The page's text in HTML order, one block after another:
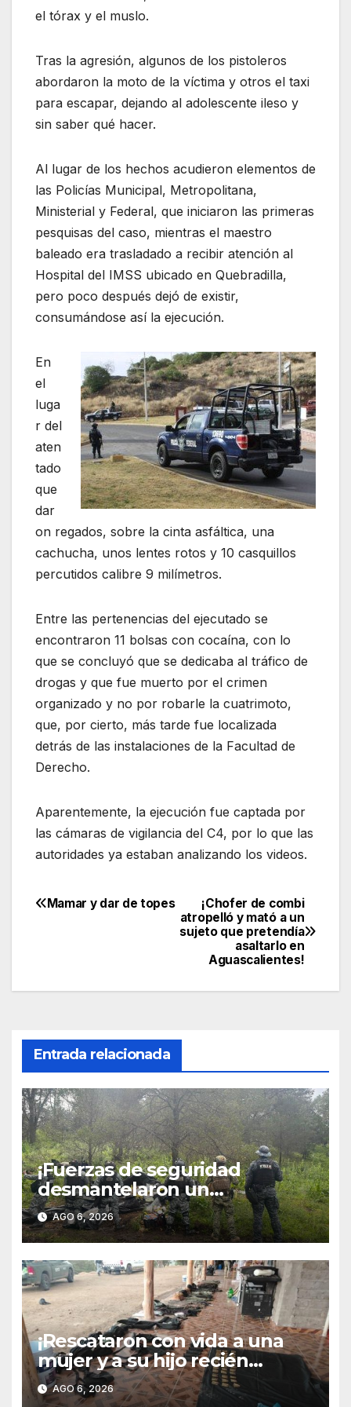
el tórax y el muslo.
Tras la agresión, algunos de los pistoleros
abordaron la moto de la víctima y otros el taxi
para escapar, dejando al adolescente ileso y
sin saber qué hacer.
Al lugar de los hechos acudieron elementos de
las Policías Municipal, Metropolitana,
Ministerial y Federal, que iniciaron las primeras
pesquisas del caso, mientras el maestro
baleado era trasladado a recibir atención al
Hospital del IMSS ubicado en Quebradilla,
pero poco después dejó de existir,
consumándose así la ejecución.
En
el
luga
r del
aten
tado
que
dar
on regados, sobre la cinta asfáltica, una
cachucha, unos lentes rotos y 10 casquillos
percutidos calibre 9 milímetros.
Entre las pertenencias del ejecutado se
encontraron 11 bolsas con cocaína, con lo
que se concluyó que se dedicaba al tráfico de
drogas y que fue muerto por el crimen
organizado y no por robarle la cuatrimoto,
que, por cierto, más tarde fue localizada
detrás de las instalaciones de la Facultad de
Derecho.
Aparentemente, la ejecución fue captada por
las cámaras de vigilancia del C4, por lo que las
autoridades ya estaban analizando los videos.
Navegación
¡Chofer de combi
atropelló y mató a un
sujeto que pretendía
asaltarlo en
Aguascalientes!
Mamar y dar de topes
Entrada relacionada
¡Fuerzas de seguridad
desmantelaron un
campamento de un grupo
delictivo en El Durazno!
AGO 6, 2026
¡Rescataron con vida a una
mujer y a su hijo recién
nacido secuestrados en
Valparaíso!
AGO 6, 2026